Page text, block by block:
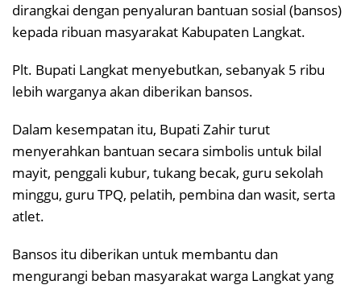
dirangkai dengan penyaluran bantuan sosial (bansos)
kepada ribuan masyarakat Kabupaten Langkat.
Plt. Bupati Langkat menyebutkan, sebanyak 5 ribu
lebih warganya akan diberikan bansos.
Dalam kesempatan itu, Bupati Zahir turut
menyerahkan bantuan secara simbolis untuk bilal
mayit, penggali kubur, tukang becak, guru sekolah
minggu, guru TPQ, pelatih, pembina dan wasit, serta
atlet.
Bansos itu diberikan untuk membantu dan
mengurangi beban masyarakat warga Langkat yang